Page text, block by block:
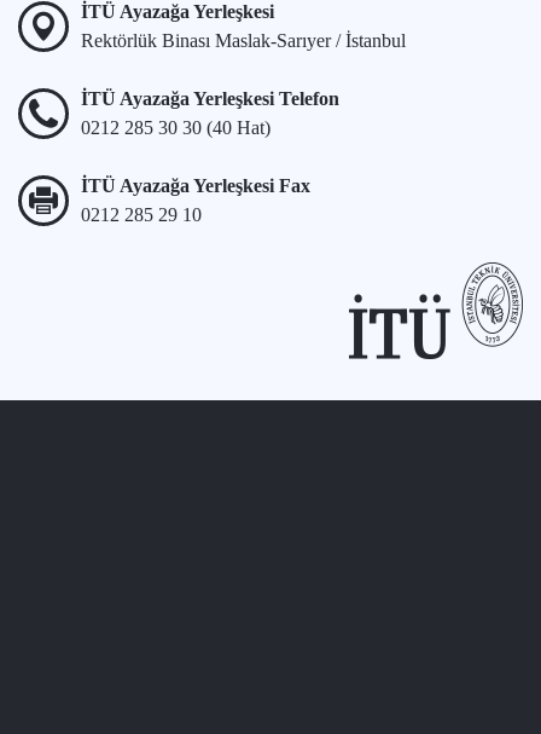
İTÜ Ayazağa Yerleşkesi
Rektörlük Binası Maslak-Sarıyer / İstanbul
İTÜ Ayazağa Yerleşkesi Telefon
0212 285 30 30 (40 Hat)
İTÜ Ayazağa Yerleşkesi Fax
0212 285 29 10